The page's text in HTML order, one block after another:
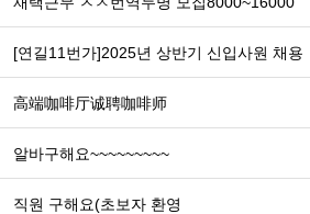
[연길11번가]2025년 상반기 신입사원 채용
高端咖啡厅诚聘咖啡师
알바구해요~~~~~~~~~
직원 구해요(초보자 환영